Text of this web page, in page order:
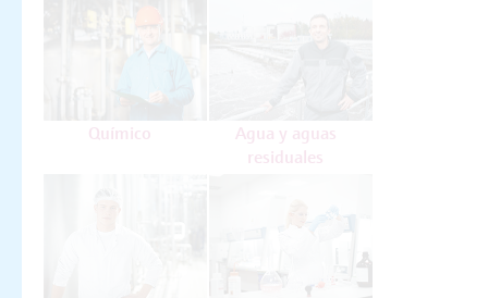
Químico
Agua y aguas
residuales